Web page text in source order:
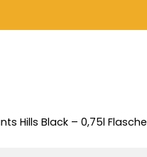
Hills Black – 0,75l Flasche